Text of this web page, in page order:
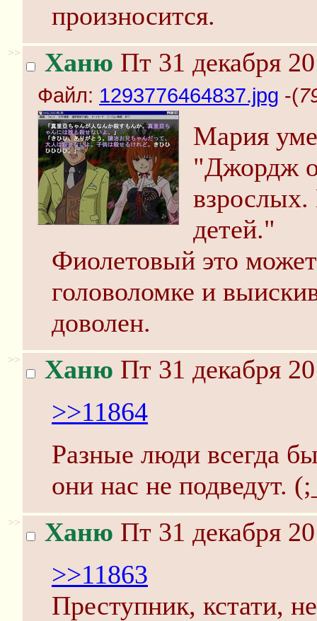
произносится.
>> Ханю Пт 31 декабря
Файл: 1293776464837.jpg -(
Мария
"Джордж
детей."
Фиолетовый это
головоломке и
доволен.
>> Ханю Пт 31 декабря
>>11864
Разные люди всегда
они нас не подведут.
>> Ханю Пт 31 декабря
>>11863
Преступник, кстати,